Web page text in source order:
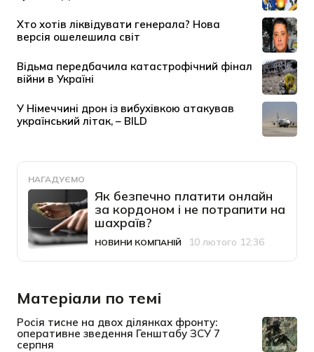
НАГАДУЄМО
Як безпечно платити онлайн
за кордоном і не потрапити на
шахраїв?
Категорія
НОВИНИ КОМПАНІЙ
Дата публікації10 лютого 12:36
Матеріали по темі
Росія тисне на двох ділянках фронту:
оперативне зведення Генштабу ЗСУ 7
серпня